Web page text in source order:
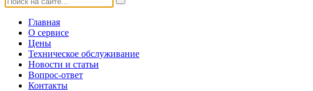
Главная
О сервисе
Цены
Техническое обслуживание
Новости и статьи
Вопрос-ответ
Контакты